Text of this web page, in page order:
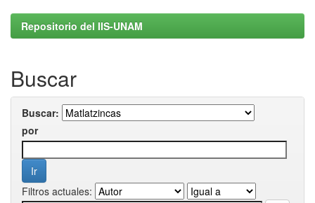
Repositorio del IIS-UNAM
Buscar
Buscar:
por
Filtros actuales: